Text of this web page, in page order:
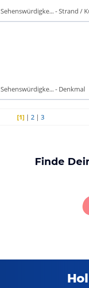
Sehenswürdigke... - Strand /
Sehenswürdigke... - Denkmal
[1] |2 |3
Finde